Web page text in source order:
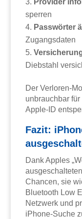
Provider
sperren
Passwörter
Zugangsdaten
Diebstahl
Der Verloren-
unbrauchbar
Apple-ID
Fazit:
Dank Apples
Chancen, sie
Bluetooth Low
Netzwerk und
iPhone-Suche